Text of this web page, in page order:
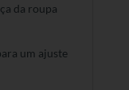
da roupa
um ajuste